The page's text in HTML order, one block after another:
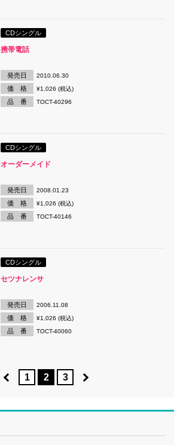
CDシングル
携帯電話
発売日 2010.06.30
価 格 ¥1,026 (税込)
品 番 TOCT-40296
CDシングル
オーダーメイド
発売日 2008.01.23
価 格 ¥1,026 (税込)
品 番 TOCT-40146
CDシングル
セツナレンサ
発売日 2006.11.08
価 格 ¥1,026 (税込)
品 番 TOCT-40060
1 2 3